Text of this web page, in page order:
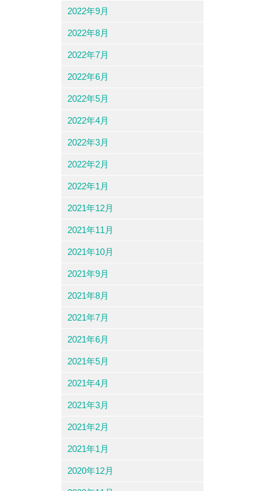
2022年9月
2022年8月
2022年7月
2022年6月
2022年5月
2022年4月
2022年3月
2022年2月
2022年1月
2021年12月
2021年11月
2021年10月
2021年9月
2021年8月
2021年7月
2021年6月
2021年5月
2021年4月
2021年3月
2021年2月
2021年1月
2020年12月